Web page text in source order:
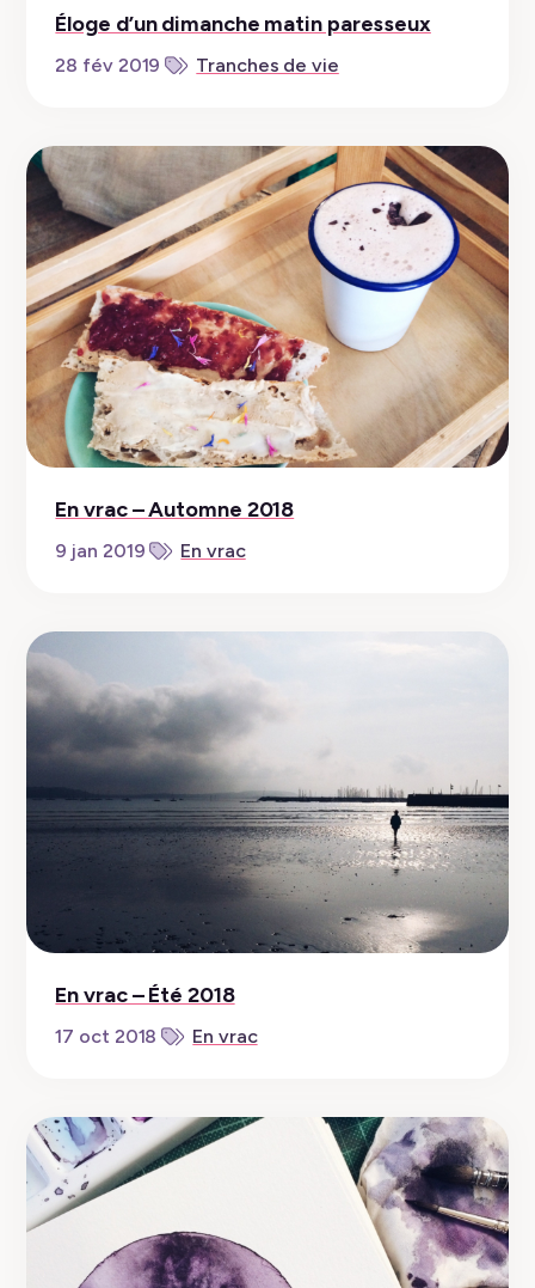
Éloge d’un dimanche matin paresseux
28 fév 2019 Tranches de vie
En vrac – Automne 2018
9 jan 2019 En vrac
En vrac – Été 2018
17 oct 2018 En vrac